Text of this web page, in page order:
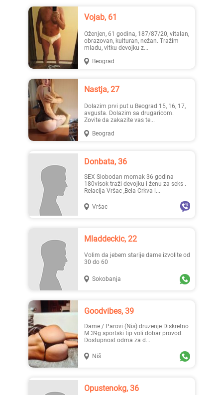
Lisa ..., 28
Teodo..., 43
Nastja, 27
Vojab, 61
Oženjen, 61 godina, 187/87/20, vitalan,
obrazovan, kulturan, nežan. Tražim
mlađu, vitku devojku z...
Beograd
Nastja, 27
Dolazim prvi put u Beograd 15, 16, 17,
avgusta. Dolazim sa drugaricom.
Zovite da zakazite vas te...
Beograd
Donbata, 36
SEX Slobodan momak 36 godina
180visok traži devojku i ženu za seks .
Relacija Vršac ,Bela Crkva i...
Vršac
Mladdeckic, 22
Volim da jebem starije dame izvolite od
30 do 60
Sokobanja
Goodvibes, 39
Dame / Parovi (Nis) druzenje Diskretno
M 39g sportski tip voli dobar provod.
Dostupnost odma za d...
Niš
Opustenokg, 36